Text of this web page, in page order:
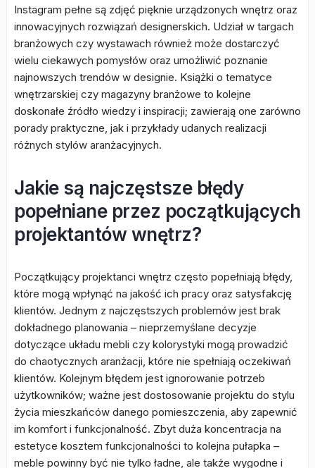
Instagram pełne są zdjęć pięknie urządzonych wnętrz oraz
innowacyjnych rozwiązań designerskich. Udział w targach
branżowych czy wystawach również może dostarczyć
wielu ciekawych pomysłów oraz umożliwić poznanie
najnowszych trendów w designie. Książki o tematyce
wnętrzarskiej czy magazyny branżowe to kolejne
doskonałe źródło wiedzy i inspiracji; zawierają one zarówno
porady praktyczne, jak i przykłady udanych realizacji
różnych stylów aranżacyjnych.
Jakie są najczęstsze błędy
popełniane przez początkujących
projektantów wnętrz?
Początkujący projektanci wnętrz często popełniają błędy,
które mogą wpłynąć na jakość ich pracy oraz satysfakcję
klientów. Jednym z najczęstszych problemów jest brak
dokładnego planowania – nieprzemyślane decyzje
dotyczące układu mebli czy kolorystyki mogą prowadzić
do chaotycznych aranżacji, które nie spełniają oczekiwań
klientów. Kolejnym błędem jest ignorowanie potrzeb
użytkowników; ważne jest dostosowanie projektu do stylu
życia mieszkańców danego pomieszczenia, aby zapewnić
im komfort i funkcjonalność. Zbyt duża koncentracja na
estetyce kosztem funkcjonalności to kolejna pułapka –
meble powinny być nie tylko ładne, ale także wygodne i